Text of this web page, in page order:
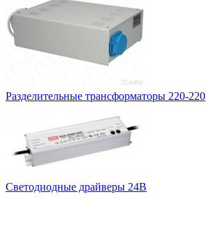
Разделительные трансформаторы 220-220
Светодиодные драйверы 24В